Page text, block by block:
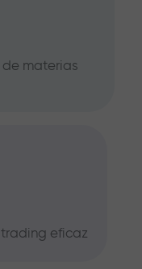
de materias
eficaz